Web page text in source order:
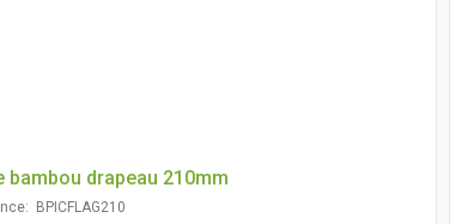
bambou drapeau 210mm
BPICFLAG210